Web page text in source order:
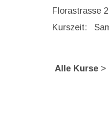
Florastrasse
Kurszeit:
Alle Kurse >